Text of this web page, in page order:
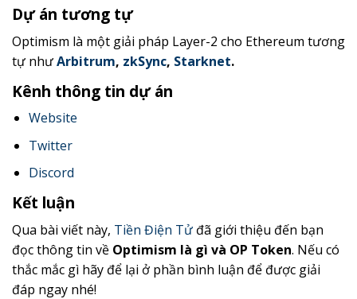
Dự án tương tự
Optimism là một giải pháp Layer-2 cho Ethereum tương
tự nhưArbitrum, zkSync, Starknet.
Kênh thông tin dự án
Website
Twitter
Discord
Kết luận
Qua bài viết này, Tiền Điện Tử đã giới thiệu đến bạn
đọc thông tin về Optimism là gì và OP Token. Nếu có
thắc mắc gì hãy để lại ở phần bình luận để được giải
đáp ngay nhé!